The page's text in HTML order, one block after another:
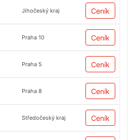
Jihočeský kraj Ceník
Praha 10 Ceník
Praha 5 Ceník
Praha 8 Ceník
Středočeský kraj Ceník